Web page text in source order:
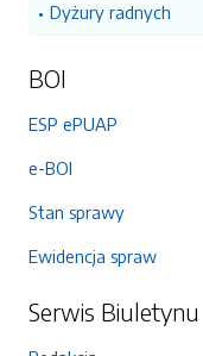
Dyżury radnych
BOI
ESP ePUAP
e-BOI
Stan sprawy
Ewidencja spraw
Serwis Biuletynu